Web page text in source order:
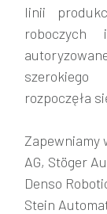
linii
roboczych
rozpoczęła
Zapewniamy
AG, Stöger
Denso
Stein